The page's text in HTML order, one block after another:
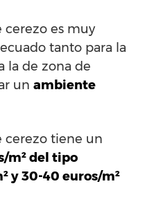
cerezo es muy
tanto para la
la de zona de
un ambiente
cerezo tiene un
m² del tipo
y 30-40 euros/m²